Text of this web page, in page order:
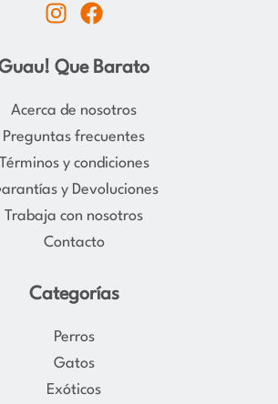
I
s
t
a
r
a
m
F
c
e
b
o
k
Que Barato
Acerca de nosotros
Preguntas frecuentes
Términos y condiciones
y Devoluciones
Trabaja con nosotros
Contacto
Categorías
Perros
Gatos
Exóticos